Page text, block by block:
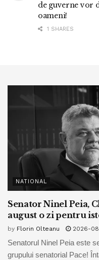
de guverne vor
oameni!
1 SHARES
NATIONAL
Senator Ninel Peia,
august o zi pentru
by Florin Olteanu 2026-
Senatorul Ninel Peia este
grupului senatorial Pace!